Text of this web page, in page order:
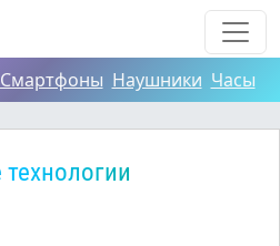
Смартфоны Наушники Часы